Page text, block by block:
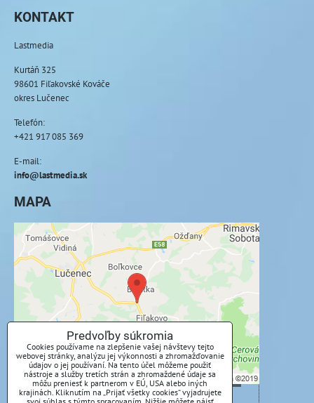
KONTAKT
Lastmedia
Kurtáň 325
98601 Fiľakovské Kováče
okres Lučenec
Telefón:
+421 917 085 369
E-mail:
info@lastmedia.sk
MAPA
Externý obsah je blokovaný Voľbami
súkromia
Prajete si načítať externý obsah?
Povoliť tentokrát
Povoliť a zapamätať - súhlas s druhom cookie:
Funkčné
Predvoľby súkromia
Cookies používame na zlepšenie vašej návštevy tejto
webovej stránky, analýzu jej výkonnosti a zhromažďovanie
údajov o jej používaní. Na tento účel môžeme použiť
nástroje a služby tretích strán a zhromaždené údaje sa
môžu preniesť k partnerom v EÚ, USA alebo iných
krajinách. Kliknutím na „Prijať všetky cookies“ vyjadrujete